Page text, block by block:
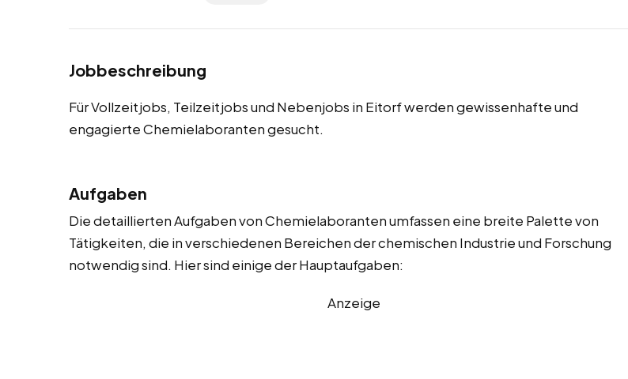
Jobbeschreibung
Für Vollzeitjobs, Teilzeitjobs und Nebenjobs in Eitorf werden gewissenhafte und
engagierte Chemielaboranten gesucht.
Aufgaben
Die detaillierten Aufgaben von Chemielaboranten umfassen eine breite Palette von
Tätigkeiten, die in verschiedenen Bereichen der chemischen Industrie und Forschung
notwendig sind. Hier sind einige der Hauptaufgaben:
Anzeige